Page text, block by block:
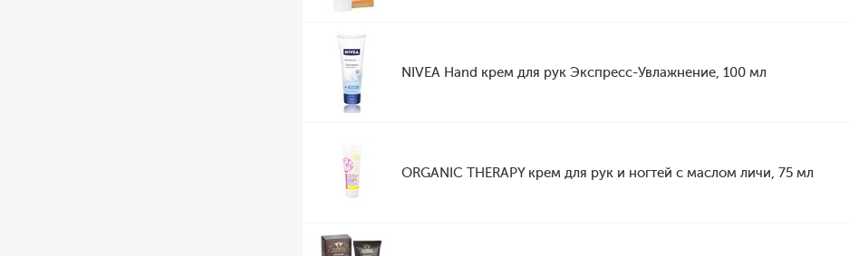
NIVEA Hand крем для рук Экспресс-Увлажнение, 100 мл
ORGANIC THERAPY крем для рук и ногтей с маслом личи, 75 мл